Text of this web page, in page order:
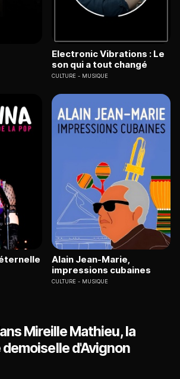
Electronic Vibrations : Le
son qui a tout changé
CULTURE MUSIQUE
Alain Jean-Marie,
impressions cubaines
CULTURE MUSIQUE
Mireille Mathieu, la
d'Avignon